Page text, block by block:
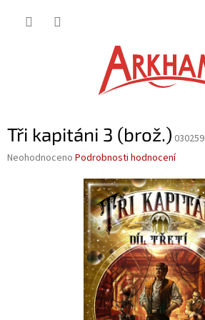
Tři kapitáni 3 (brož.) 030259
Průměrné
Neohodnoceno Podrobnosti hodnocení